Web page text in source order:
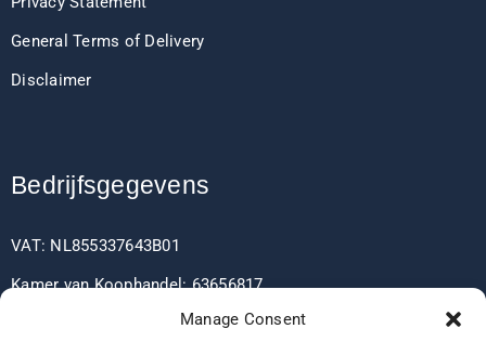
Manage Consent
General Terms of Delivery
Disclaimer
Bedrijfsgegevens
VAT: NL855337643B01
Kamer van Koophandel: 63656817